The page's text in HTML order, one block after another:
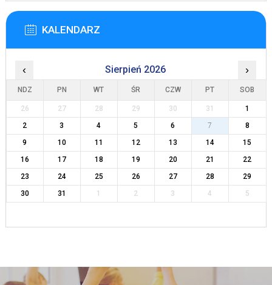
KALENDARZ
‹ Sierpień 2026 ›
NDZ PN WT ŚR CZW PT SOB
26 27 28 29 30 31
1
2
3 4 5 6 7
8
9
10 11 12 13 14
15
16
17 18 19 20 21
22
23
24 25 26 27 28
29
30
31 1 2 3 4 5